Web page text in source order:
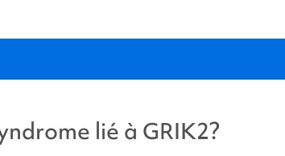
lié à GRIK2?